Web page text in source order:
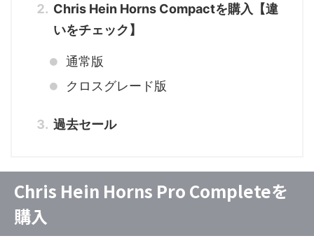
Chris Hein Horns Compactを購入【違
いをチェック】
通常版
クロスグレード版
過去セール
Chris Hein Horns Pro Completeを
購入